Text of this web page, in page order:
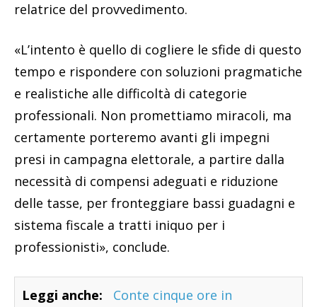
relatrice del provvedimento.
«L’intento è quello di cogliere le sfide di questo
tempo e rispondere con soluzioni pragmatiche
e realistiche alle difficoltà di categorie
professionali. Non promettiamo miracoli, ma
certamente porteremo avanti gli impegni
presi in campagna elettorale, a partire dalla
necessità di compensi adeguati e riduzione
delle tasse, per fronteggiare bassi guadagni e
sistema fiscale a tratti iniquo per i
professionisti», conclude.
Leggi anche:
Conte cinque ore in